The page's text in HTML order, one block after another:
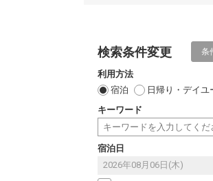
検索条件変更 条
利用方法
宿泊
日帰り・デイユ
キーワード
宿泊日